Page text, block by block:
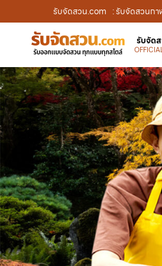
รับจัดสวน.com : รับจัดสวนก
รับจัด